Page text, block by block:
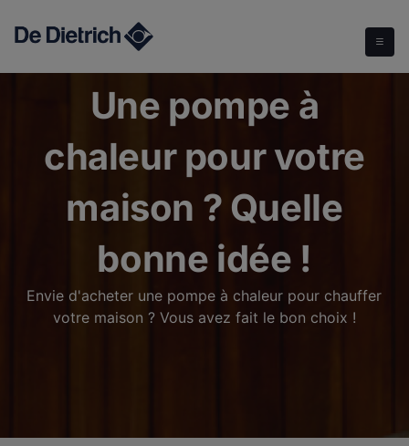
Une pompe à chaleur pour votre maison ? Quelle bonne idée !
Une pompe à
chaleur pour votre
maison ? Quelle
bonne idée !
Envie d'acheter une pompe à chaleur pour chauffer
votre maison ? Vous avez fait le bon choix !